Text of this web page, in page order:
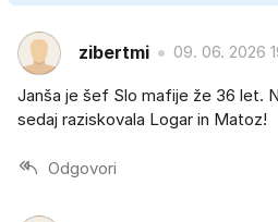
zibertmi 09. 06. 2026
Janša je šef Slo mafije že 36 let.
sedaj raziskovala Logar in Matoz!
Odgovori